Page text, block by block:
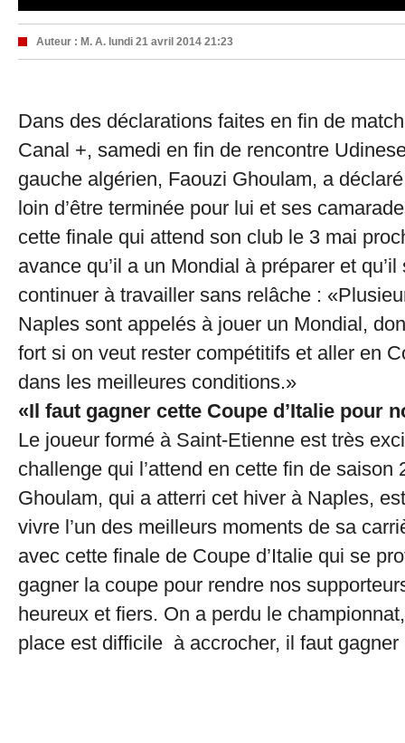
Auteur : M. A. lundi 21 avril 2014 21:23
Dans des déclarations faites en fin de
Canal +, samedi en fin de rencontre
gauche algérien, Faouzi Ghoulam, a
loin d’être terminée pour lui et ses
cette finale qui attend son club le 3 mai
avance qu’il a un Mondial à préparer et
continuer à travailler sans relâche :
Naples sont appelés à jouer un Mondial,
fort si on veut rester compétitifs et aller en
dans les meilleures conditions.»
«Il faut gagner cette Coupe d’Italie pour
Le joueur formé à Saint-Etienne est très
challenge qui l’attend en cette fin de saison
Ghoulam, qui a atterri cet hiver à Naples,
vivre l’un des meilleurs moments de sa
avec cette finale de Coupe d’Italie qui se
gagner la coupe pour rendre nos
heureux et fiers. On a perdu le
place est difficile à accrocher, il faut gagner